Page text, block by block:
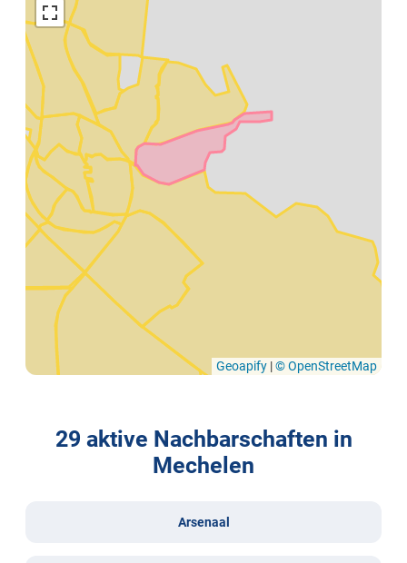
Geoapify |© OpenStreetMap
29 aktive Nachbarschaften in
Mechelen
Arsenaal